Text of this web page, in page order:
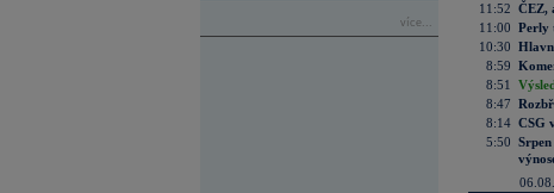
více...
11:52 ČEZ,
11:00 Perly
10:30
8:59
8:51
8:47
8:14 CSG
5:50